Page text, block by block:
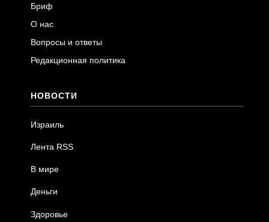
Бриф
О нас
Вопросы и ответы
Редакционная политика
НОВОСТИ
Израиль
Лента RSS
В мире
Деньги
Здоровье